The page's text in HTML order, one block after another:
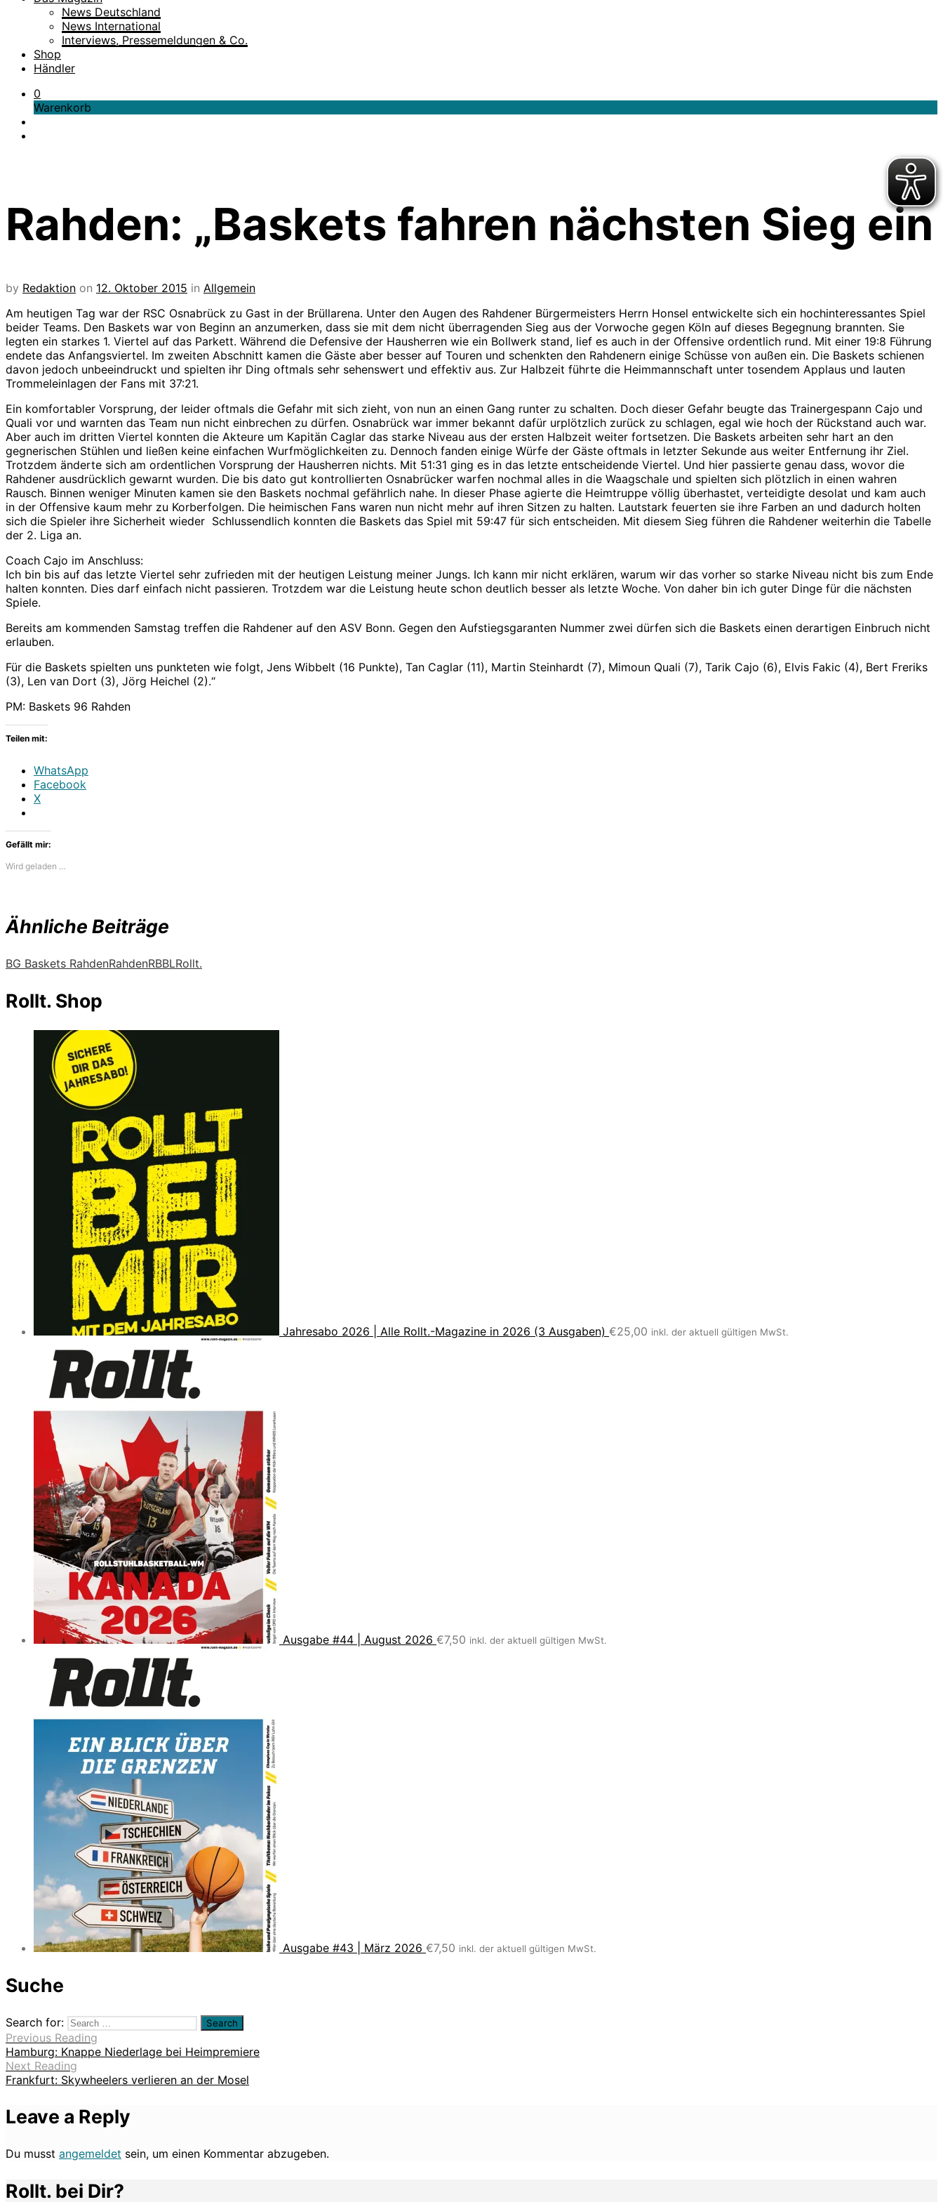
News Deutschland
News International
Interviews, Pressemeldungen & Co.
Shop
Händler
0
Warenkorb
Rahden: „Baskets fahren nächsten Sieg ein
by Redaktion on 12. Oktober 2015 in Allgemein
Am heutigen Tag war der RSC Osnabrück zu Gast in der Brüllarena. Unter den Augen des Rahdener Bürgermeisters Herrn Honsel entwickelte sich ein hochinteressantes Spiel
beider Teams. Den Baskets war von Beginn an anzumerken, dass sie mit dem nicht überragenden Sieg aus der Vorwoche gegen Köln auf dieses Begegnung brannten. Sie
legten ein starkes 1. Viertel auf das Parkett. Während die Defensive der Hausherren wie ein Bollwerk stand, lief es auch in der Offensive ordentlich rund. Mit einer 19:8 Führung
endete das Anfangsviertel. Im zweiten Abschnitt kamen die Gäste aber besser auf Touren und schenkten den Rahdenern einige Schüsse von außen ein. Die Baskets schienen
davon jedoch unbeeindruckt und spielten ihr Ding oftmals sehr sehenswert und effektiv aus. Zur Halbzeit führte die Heimmannschaft unter tosendem Applaus und lauten
Trommeleinlagen der Fans mit 37:21.
Ein komfortabler Vorsprung, der leider oftmals die Gefahr mit sich zieht, von nun an einen Gang runter zu schalten. Doch dieser Gefahr beugte das Trainergespann Cajo und
Quali vor und warnten das Team nun nicht einbrechen zu dürfen. Osnabrück war immer bekannt dafür urplötzlich zurück zu schlagen, egal wie hoch der Rückstand auch war.
Aber auch im dritten Viertel konnten die Akteure um Kapitän Caglar das starke Niveau aus der ersten Halbzeit weiter fortsetzen. Die Baskets arbeiten sehr hart an den
gegnerischen Stühlen und ließen keine einfachen Wurfmöglichkeiten zu. Dennoch fanden einige Würfe der Gäste oftmals in letzter Sekunde aus weiter Entfernung ihr Ziel.
Trotzdem änderte sich am ordentlichen Vorsprung der Hausherren nichts. Mit 51:31 ging es in das letzte entscheidende Viertel. Und hier passierte genau dass, wovor die
Rahdener ausdrücklich gewarnt wurden. Die bis dato gut kontrollierten Osnabrücker warfen nochmal alles in die Waagschale und spielten sich plötzlich in einen wahren
Rausch. Binnen weniger Minuten kamen sie den Baskets nochmal gefährlich nahe. In dieser Phase agierte die Heimtruppe völlig überhastet, verteidigte desolat und kam auch
in der Offensive kaum mehr zu Korberfolgen. Die heimischen Fans waren nun nicht mehr auf ihren Sitzen zu halten. Lautstark feuerten sie ihre Farben an und dadurch holten
sich die Spieler ihre Sicherheit wieder Schlussendlich konnten die Baskets das Spiel mit 59:47 für sich entscheiden. Mit diesem Sieg führen die Rahdener weiterhin die Tabelle
der 2. Liga an.
Coach Cajo im Anschluss:
Ich bin bis auf das letzte Viertel sehr zufrieden mit der heutigen Leistung meiner Jungs. Ich kann mir nicht erklären, warum wir das vorher so starke Niveau nicht bis zum Ende
halten konnten. Dies darf einfach nicht passieren. Trotzdem war die Leistung heute schon deutlich besser als letzte Woche. Von daher bin ich guter Dinge für die nächsten
Spiele.
Bereits am kommenden Samstag treffen die Rahdener auf den ASV Bonn. Gegen den Aufstiegsgaranten Nummer zwei dürfen sich die Baskets einen derartigen Einbruch nicht
erlauben.
Für die Baskets spielten uns punkteten wie folgt, Jens Wibbelt (16 Punkte), Tan Caglar (11), Martin Steinhardt (7), Mimoun Quali (7), Tarik Cajo (6), Elvis Fakic (4), Bert Freriks
(3), Len van Dort (3), Jörg Heichel (2).“
PM: Baskets 96 Rahden
Teilen mit:
WhatsApp
Facebook
X
Gefällt mir:
Wird geladen …
Ähnliche Beiträge
BG Baskets RahdenRahdenRBBLRollt.
Rollt. Shop
Jahresabo 2026 | Alle Rollt.-Magazine in 2026 (3 Ausgaben) €25,00 inkl. der aktuell gültigen MwSt.
Ausgabe #44 | August 2026 €7,50 inkl. der aktuell gültigen MwSt.
Ausgabe #43 | März 2026 €7,50 inkl. der aktuell gültigen MwSt.
Suche
Search for:
Previous Reading
Hamburg: Knappe Niederlage bei Heimpremiere
Next Reading
Frankfurt: Skywheelers verlieren an der Mosel
Leave a Reply
Du musst angemeldet sein, um einen Kommentar abzugeben.
Rollt. bei Dir?